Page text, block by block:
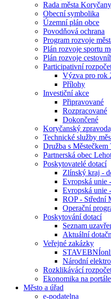
Rada města Koryčany
Obecní symbolika
Územní plán obce
Povodňová ochrana
Program rozvoje
Plán rozvoje sportu
Plán rozvoje
Participativní
Výzva pro rok
Přílohy
Investiční akce
Připravované
Rozpracované
Dokončené
Koryčanský
Technické služby
Družba s Městečkem
Partnerská obec
Poskytovatelé dotací
Zlínský kraj -
Evropská unie
Evropská unie
ROP - Střední
Operační
Poskytování dotací
Seznam
Aktuální
Veřejné zakázky
Národní
Rozklikávácí
Ekonomika na
Město a úřad
e-podatelna